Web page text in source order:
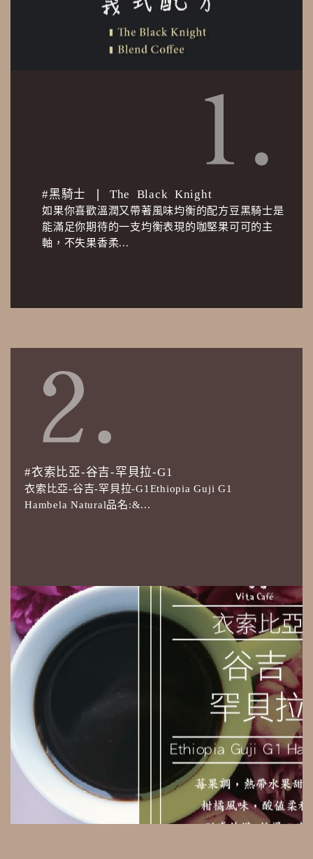
#黑騎士 ❘ The Black Knight
如果你喜歡溫潤又帶著風味均衡的配方豆黑騎士是
能滿足你期待的一支均衡表現的咖堅果可可的主
軸，不失果香柔...
#衣索比亞-谷吉-罕貝拉-G1
衣索比亞-谷吉-罕貝拉-G1Ethiopia Guji G1
Hambela Natural品名:&...